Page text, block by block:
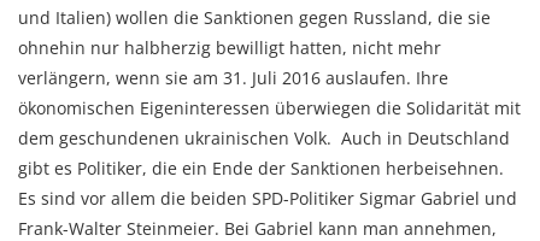
und Italien) wollen die Sanktionen gegen Russland, die sie
ohnehin nur halbherzig bewilligt hatten, nicht mehr
verlängern, wenn sie am 31. Juli 2016 auslaufen. Ihre
ökonomischen Eigeninteressen überwiegen die Solidarität mit
dem geschundenen ukrainischen Volk. Auch in Deutschland
gibt es Politiker, die ein Ende der Sanktionen herbeisehnen.
Es sind vor allem die beiden SPD-Politiker Sigmar Gabriel und
Frank-Walter Steinmeier. Bei Gabriel kann man annehmen,